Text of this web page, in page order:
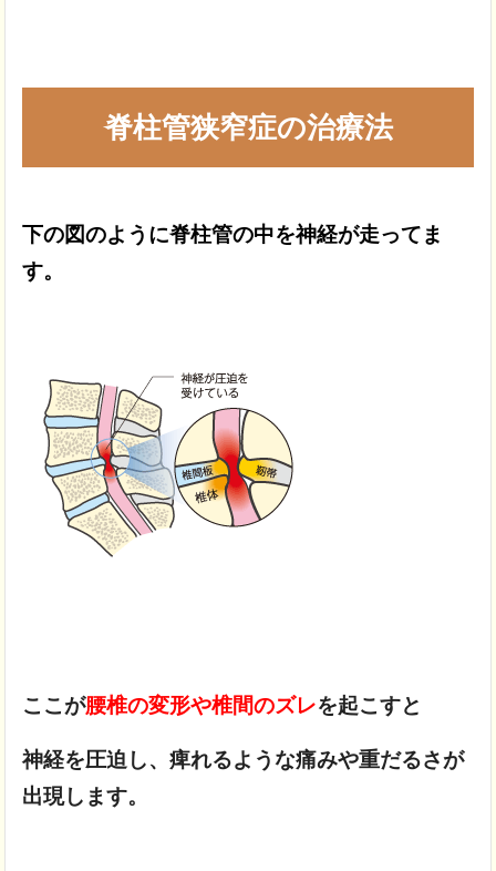
脊柱管狭窄症の治療法
下の図のように脊柱管の中を神経が走ってま
す。
ここが腰椎の変形や椎間のズレを起こすと
神経を圧迫し、痺れるような痛みや重だるさが
出現します。